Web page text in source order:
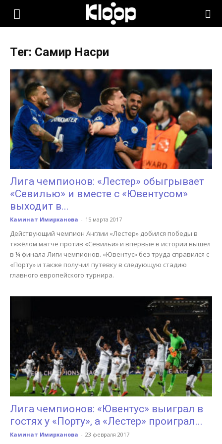
KLOOP.KG
Новости
Кыргызстана
Тег: Самир Насри
Лига чемпионов: «Лестер» обыгрывает
«Севилью» и вместе с «Ювентусом»
выходит в...
Каминат Имирханова - 15 марта 2017
Действующий чемпион Англии «Лестер» добился победы в
тяжёлом матче против «Севильи» и впервые в истории вышел
в ¼ финала Лиги чемпионов. «Ювентус» без труда справился с
«Порту» и также получил путевку в следующую стадию
главного европейского турнира.
Лига чемпионов: «Ювентус» выиграл в
гостях у «Порту», а «Лестер» проиграл...
Каминат Имирханова - 23 февраля 2017